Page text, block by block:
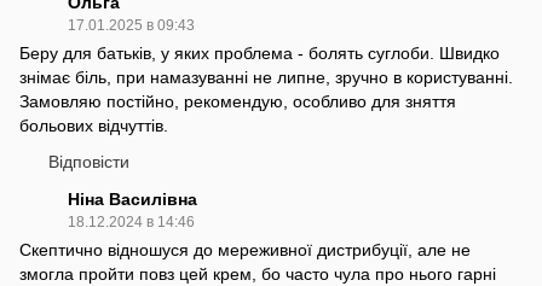
17.01.2025 в 09:43
Беру для батьків, у яких проблема - болять суглоби. Швидко
знімає біль, при намазуванні не липне, зручно в користуванні.
Замовляю постійно, рекомендую, особливо для зняття
больових відчуттів.
Відповісти
Ніна Василівна
18.12.2024 в 14:46
Скептично відношуся до мереживної дистрибуції, але не
змогла пройти повз цей крем, бо часто чула про нього гарні